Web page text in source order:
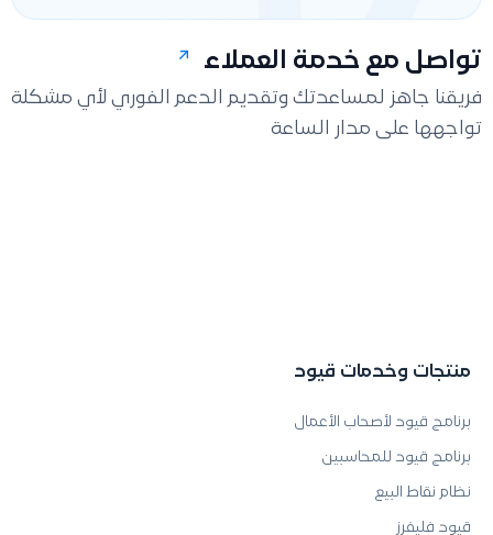
تواصل مع خدمة العملاء
فريقنا جاهز لمساعدتك وتقديم الدعم الفوري لأي مشكلة
تواجهها على مدار الساعة
منتجات وخدمات قيود
برنامج قيود لأصحاب الأعمال
برنامج قيود للمحاسبين
نظام نقاط البيع
قيود فليفرز